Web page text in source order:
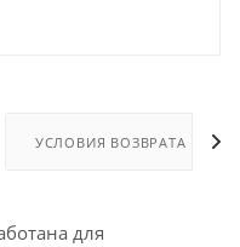
УСЛОВИЯ ВОЗВРАТА
для